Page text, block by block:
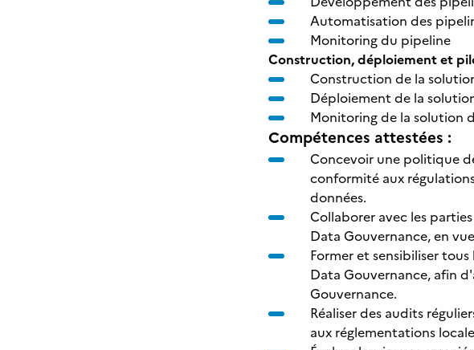
Automatisation des
Monitoring du pipeline
Construction, déploiement et
Construction de la
Déploiement de la
Monitoring de la solution
Compétences attestées :
Concevoir une politique
conformité aux
données.
Collaborer avec les
Data Gouvernance, en
Former et sensibiliser
Data Gouvernance, afin
Gouvernance.
Réaliser des audits
aux réglementations